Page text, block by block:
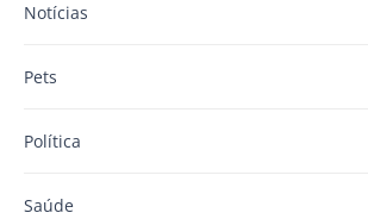
Notícias
Pets
Política
Saúde